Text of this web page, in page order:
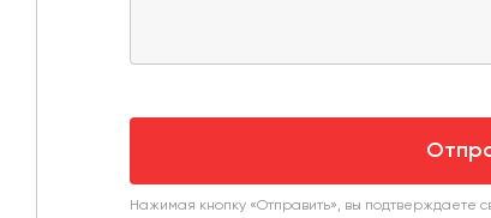
Нажимая кнопку «Отправить», вы подтверждаете